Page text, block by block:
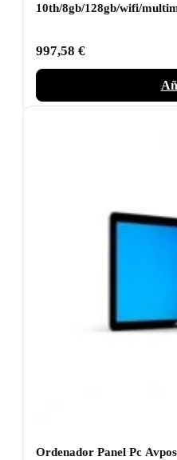
10th/8gb/128gb/wifi/
997,58 €
Ordenador Panel Pc